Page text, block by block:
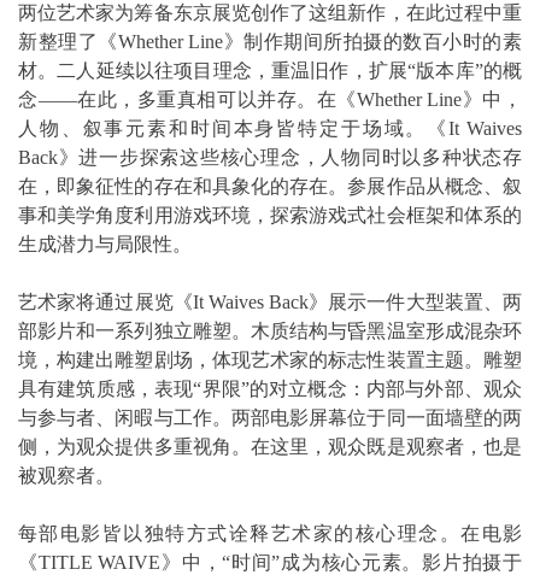
两位艺术家为筹备东京展览创作了这组新作，在此过程中重
新整理了《Whether Line》制作期间所拍摄的数百小时的素
材。二人延续以往项目理念，重温旧作，扩展“版本库”的概
念——在此，多重真相可以并存。在《Whether Line》中，
人物、叙事元素和时间本身皆特定于场域。《It Waives
Back》进一步探索这些核心理念，人物同时以多种状态存
在，即象征性的存在和具象化的存在。参展作品从概念、叙
事和美学角度利用游戏环境，探索游戏式社会框架和体系的
生成潜力与局限性。
艺术家将通过展览《It Waives Back》展示一件大型装置、两
部影片和一系列独立雕塑。木质结构与昏黑温室形成混杂环
境，构建出雕塑剧场，体现艺术家的标志性装置主题。雕塑
具有建筑质感，表现“界限”的对立概念：内部与外部、观众
与参与者、闲暇与工作。两部电影屏幕位于同一面墙壁的两
侧，为观众提供多重视角。在这里，观众既是观察者，也是
被观察者。
每部电影皆以独特方式诠释艺术家的核心理念。在电影
《TITLE WAIVE》中，“时间”成为核心元素。影片拍摄于